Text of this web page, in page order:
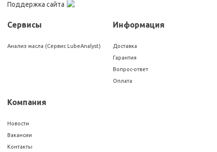
Поддержка сайта
Сервисы
Анализ масла (Сервис LubeAnalyst)
Информация
Доставка
Гарантия
Вопрос-ответ
Оплата
Компания
Новости
Вакансии
Контакты